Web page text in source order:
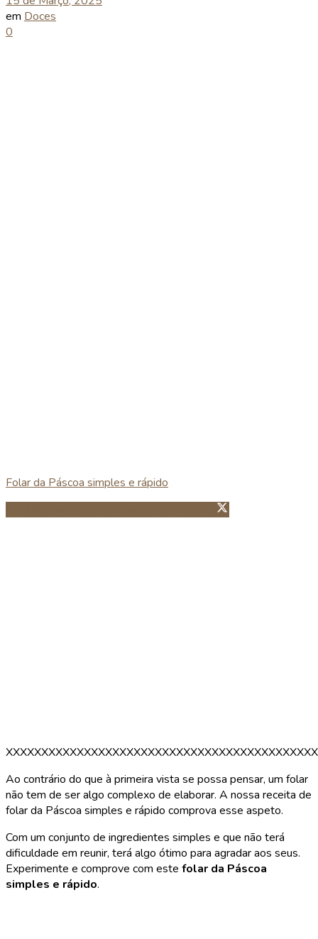
em Doces
0
Folar da Páscoa simples e rápido
Guardar no Pinterest
Ao contrário do que à primeira vista se possa pensar, um folar
não tem de ser algo complexo de elaborar. A nossa receita de
folar da Páscoa simples e rápido comprova esse aspeto.
Com um conjunto de ingredientes simples e que não terá
dificuldade em reunir, terá algo ótimo para agradar aos seus.
Experimente e comprove com este folar da Páscoa
simples e rápido.